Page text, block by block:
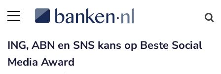
ING, ABN en SNS kans op Beste Social
Media Award